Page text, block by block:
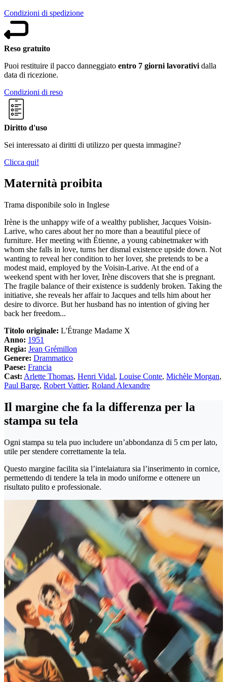
Condizioni di spedizione
Reso gratuito
Puoi restituire il pacco danneggiato entro 7 giorni lavorativi dalla
data di ricezione.
Condizioni di reso
Diritto d'uso
Sei interessato ai diritti di utilizzo per questa immagine?
Clicca qui!
Maternità proibita
Trama disponibile solo in Inglese
Irène is the unhappy wife of a wealthy publisher, Jacques Voisin-
Larive, who cares about her no more than a beautiful piece of
furniture. Her meeting with Étienne, a young cabinetmaker with
whom she falls in love, turns her dismal existence upside down. Not
wanting to reveal her condition to her lover, she pretends to be a
modest maid, employed by the Voisin-Larive. At the end of a
weekend spent with her lover, Irène discovers that she is pregnant.
The fragile balance of their existence is suddenly broken. Taking the
initiative, she reveals her affair to Jacques and tells him about her
desire to divorce. But her husband has no intention of giving her
back her freedom...
Titolo originale: L'Étrange Madame X
Anno: 1951
Regia: Jean Grémillon
Genere: Drammatico
Paese: Francia
Cast: Arlette Thomas, Henri Vidal, Louise Conte, Michèle Morgan,
Paul Barge, Robert Vattier, Roland Alexandre
Il margine che fa la differenza per la
stampa su tela
Ogni stampa su tela puo includere un’abbondanza di 5 cm per lato,
utile per stendere correttamente la tela.
Questo margine facilita sia l’intelaiatura sia l’inserimento in cornice,
permettendo di tendere la tela in modo uniforme e ottenere un
risultato pulito e professionale.